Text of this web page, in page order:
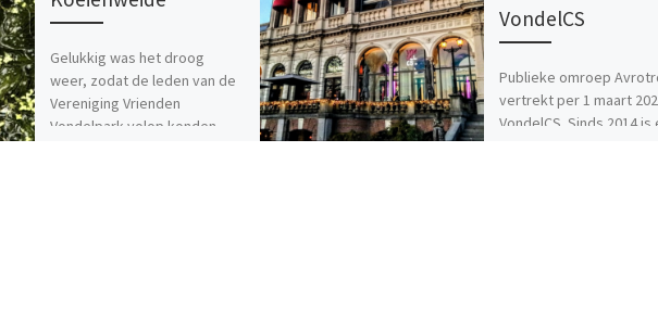
Gelukkig was het droog
weer, zodat de leden van de
Vereniging Vrienden
Vondelpark volop konden
VondelCS
Publieke omroep
vertrekt per 1 maart
VondelCS. Sinds 2014 is